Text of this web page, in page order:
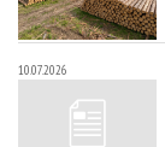
10.07.2026